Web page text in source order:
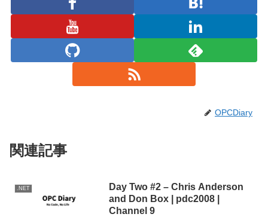
OPCDiary
関連記事
.NET
Day Two #2 – Chris Anderson
and Don Box | pdc2008 |
Channel 9